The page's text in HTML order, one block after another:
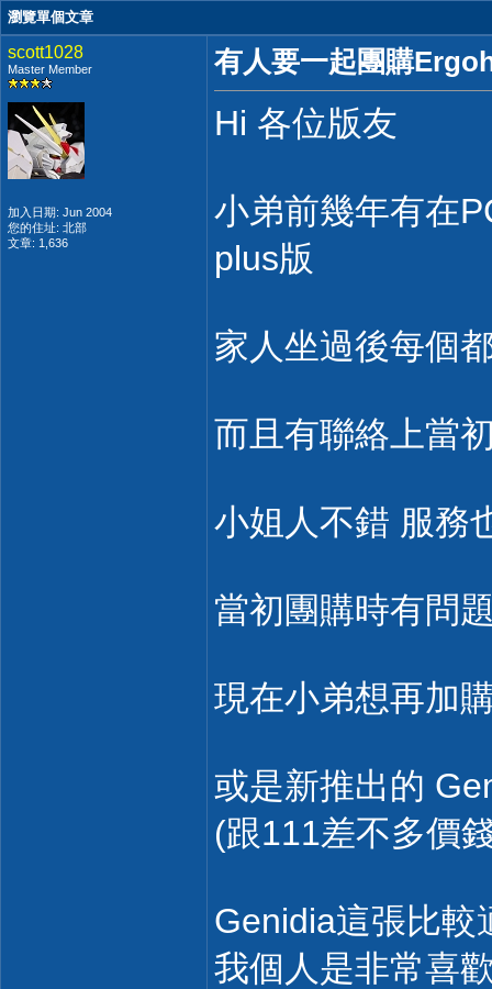
瀏覽單個文章
scott1028
Master Member
加入日期: Jun 2004
您的住址: 北部
文章: 1,636
有人要一起團購
Hi 各位版友
小弟前幾年有在
plus版
家人坐過後每個
而且有聯絡上當
小姐人不錯 服務
當初團購時有問
現在小弟想再加
或是新推出的
(跟111差不多價
Genidia這張比較
我個人是非常喜